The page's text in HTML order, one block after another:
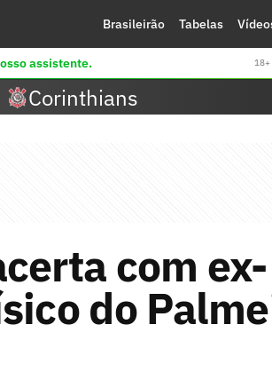
Brasileirão Tabelas
assistente.
Corinthians
com ex-
do